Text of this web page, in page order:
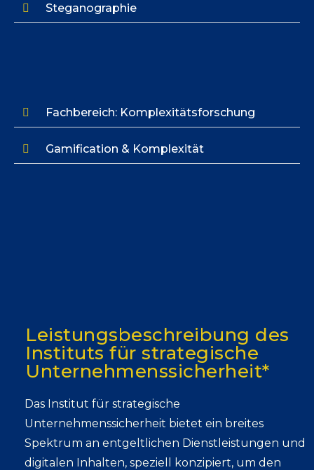
Steganographie
Fachbereich: Komplexitätsforschung
Gamification & Komplexität
Leistungsbeschreibung des
Instituts für strategische
Unternehmenssicherheit*
Das Institut für strategische
Unternehmenssicherheit bietet ein breites
Spektrum an entgeltlichen Dienstleistungen und
digitalen Inhalten, speziell konzipiert, um den